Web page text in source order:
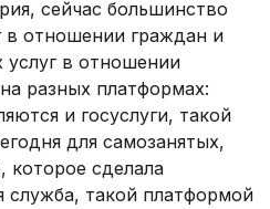
сейчас большинство
в отношении граждан и
услуг в отношении
разных платформах:
и госуслуги, такой
для самозанятых,
которое сделала
служба, такой платформой